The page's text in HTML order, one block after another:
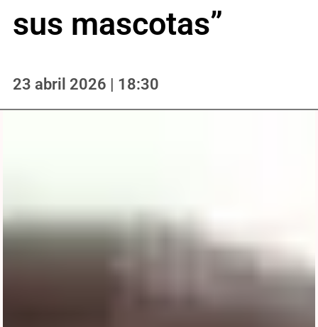
sus mascotas”
23 abril 2026 | 18:30